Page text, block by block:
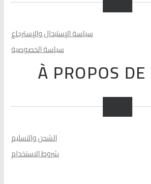
سياسة الإستبدال والإسترجاع
سياسة الخصوصية
À PROPOS
الشحن والتسليم
شروط الاستخدام